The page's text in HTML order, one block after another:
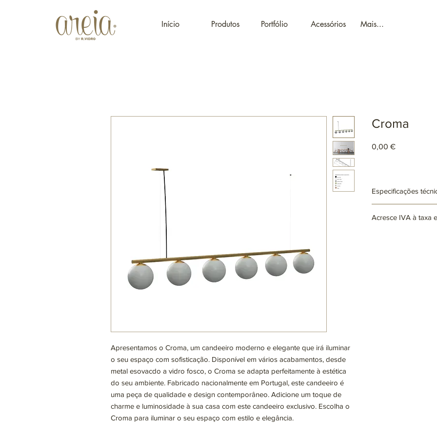
Início Produtos Portfólio Acessórios Mais...
Apresentamos o Croma, um candeeiro moderno e elegante que irá iluminar
o seu espaço com sofisticação. Disponível em vários acabamentos, desde
metal esovacdo a vidro fosco, o Croma se adapta perfeitamente à estética
do seu ambiente. Fabricado nacionalmente em Portugal, este candeeiro é
uma peça de qualidade e design contemporâneo. Adicione um toque de
charme e luminosidade à sua casa com este candeeiro exclusivo. Escolha o
Croma para iluminar o seu espaço com estilo e elegância.
Croma
0,00 €Preço
Especificações
Acresce IVA à taxa